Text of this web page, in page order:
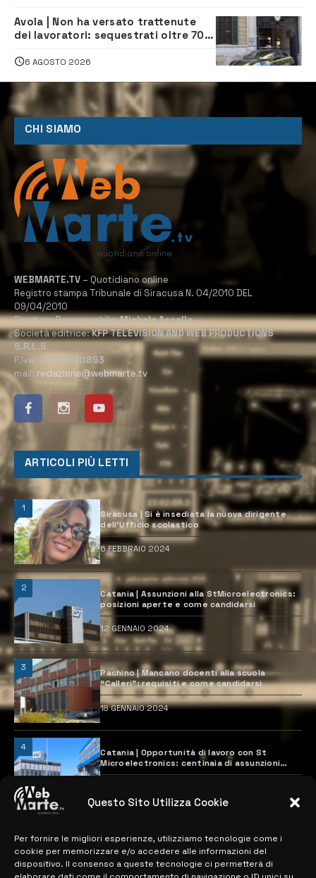
Questo Sito Utilizza Cookie
Per fornire le migliori esperienze, utilizziamo tecnologie come i
cookie per memorizzare e/o accedere alle informazioni del
dispositivo. Il consenso a queste tecnologie ci permetterà di
Avola | Non ha versato trattenute
dei lavoratori: sequestrati oltre 700
climatizzazione
6 AGOSTO 2026
CHI SIAMO
WEBMARTE.TV – Quotidiano online
Registro stampa Tribunale di Siracusa N. 04/2010 DEL
09/04/2010
Direttore Responsabile:Michele Accolla
Società editrice:KFP TELEVISION AND WEB PRODUCTIONS
S.R.L.S.
P.Iva: 02184950893
mail: redazione@webmarte.tv
ARTICOLI PIÙ LETTI
1
Siracusa | Si è insediata la nuova dirigente
dell’Ufficio scolastico
6 FEBBRAIO 2024
2
Catania | Assunzioni alla StMicroelectronics:
posizioni aperte e come candidarsi
12 GENNAIO 2024
3
Pachino | Mancano docenti alla scuola
“Calleri”: requisiti e come candidarsi
18 GENNAIO 2024
4
Catania | Opportunità di lavoro con St
Microelectronics: centinaia di assunzioni
previste
MAPPA DEL SITO